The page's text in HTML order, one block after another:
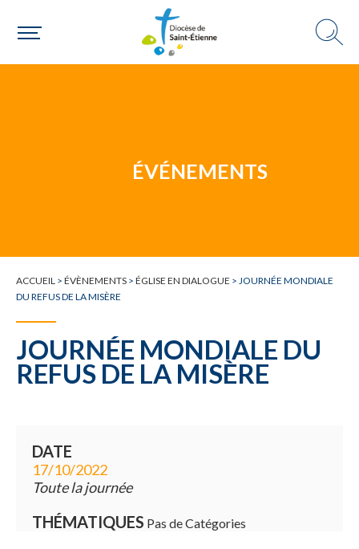
Choisir ma paroisse par commune
ÉVÉNEMENTS
ACCUEIL > ÉVÈNEMENTS > ÉGLISE EN DIALOGUE > JOURNÉE MONDIALE
DU REFUS DE LA MISÈRE
JOURNÉE MONDIALE DU
REFUS DE LA MISÈRE
DATE
17/10/2022
Toute la journée
THÉMATIQUES Pas de Catégories